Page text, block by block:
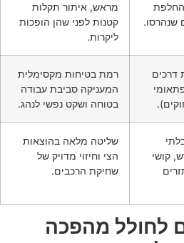
שנהרסו.
מראש, איתור תקלות
קטנות לפני שהן הופכות
ליקרות.
דרכים
רמת בטיחות מקסימלית
המעניקה סביבת עבודה
בטוחה ושקט נפשי לנהג.
קושי
שליטה מלאה בהוצאות
הצי וחיזוי מדויק של
שחיקת הרכבים.
לחולל מהפכה